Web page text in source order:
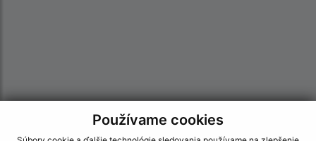
Používame cookies
Informácie o stránke: